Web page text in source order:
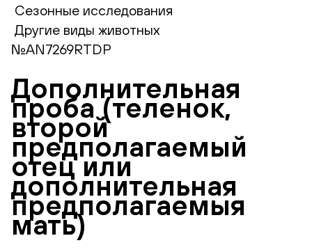
Сезонные исследования
Другие виды животных
№AN7269RTDP
Дополнительная
проба (теленок,
второй
предполагаемый
отец или
дополнительная
предполагаемыя
мать)